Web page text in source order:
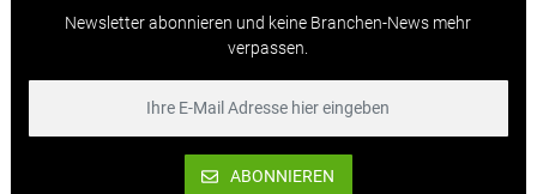
Newsletter abonnieren und keine Branchen-News mehr
verpassen.
ABONNIEREN